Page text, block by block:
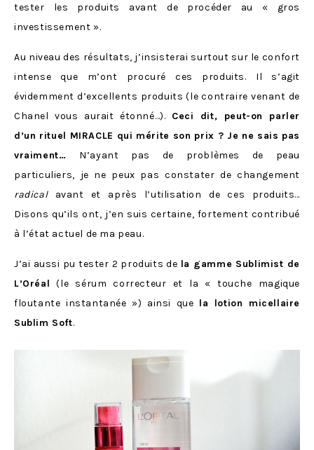
tester les produits avant de procéder au « gros
investissement ».
Au niveau des résultats, j’insisterai surtout sur le confort
intense que m’ont procuré ces produits. Il s’agit
évidemment d’excellents produits (le contraire venant de
Chanel vous aurait étonné…). Ceci dit, peut-on parler
d’un rituel MIRACLE qui mérite son prix ? Je ne sais pas
vraiment… N’ayant pas de problèmes de peau
particuliers, je ne peux pas constater de changement
radicalavant et après l’utilisation de ces produits…
Disons qu’ils ont, j’en suis certaine, fortement contribué
à l’état actuel de ma peau.
J’ai aussi pu tester 2 produits de la gamme Sublimist de
L’Oréal (le sérum correcteur et la « touche magique
floutante instantanée ») ainsi que la lotion micellaire
Sublim Soft.